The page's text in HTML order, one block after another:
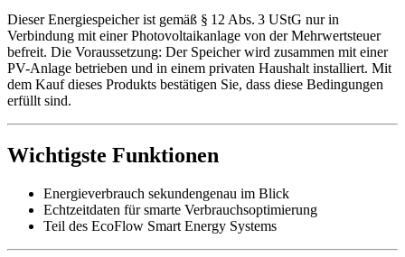
Dieser Energiespeicher ist gemäß § 12 Abs. 3 UStG nur in
Verbindung mit einer Photovoltaikanlage von der Mehrwertsteuer
befreit. Die Voraussetzung: Der Speicher wird zusammen mit einer
PV-Anlage betrieben und in einem privaten Haushalt installiert. Mit
dem Kauf dieses Produkts bestätigen Sie, dass diese Bedingungen
erfüllt sind.
Wichtigste Funktionen
Energieverbrauch sekundengenau im Blick
Echtzeitdaten für smarte Verbrauchsoptimierung
Teil des EcoFlow Smart Energy Systems